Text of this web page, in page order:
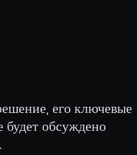
его ключевые
обсуждено